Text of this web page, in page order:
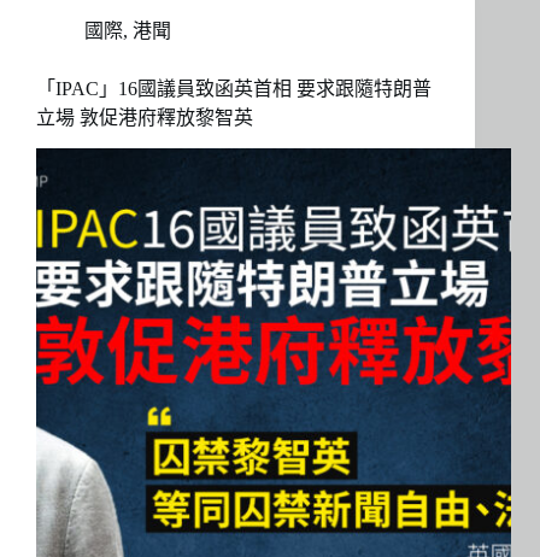
國際, 港聞
「IPAC」16國議員致函英首相 要求跟隨特朗普
立場 敦促港府釋放黎智英